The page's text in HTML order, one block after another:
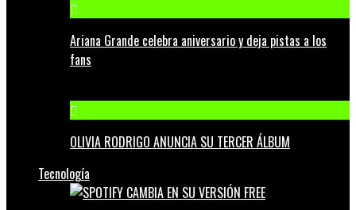
Ariana Grande celebra aniversario y deja pistas a los
fans
OLIVIA RODRIGO ANUNCIA SU TERCER ÁLBUM
Tecnología